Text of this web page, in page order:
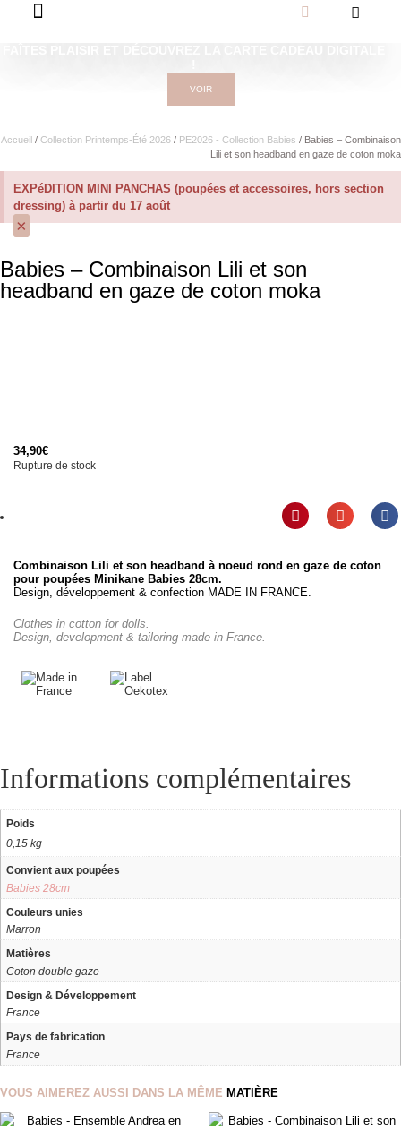
VOIR
Accueil / Collection Printemps-Été 2026 / PE2026 - Collection Babies / Babies – Combinaison
Lili et son headband en gaze de coton moka
EXPéDITION MINI PANCHAS (poupées et accessoires, hors section
dressing) à partir du 17 août
×
Babies – Combinaison Lili et son
headband en gaze de coton moka
34,90€
Rupture de stock
Combinaison Lili et son headband à noeud rond en gaze de coton
pour poupées Minikane Babies 28cm.
Design, développement & confection MADE IN FRANCE.
Clothes in cotton for dolls.
Design, development & tailoring made in France.
Informations complémentaires
Poids
0,15 kg
Convient aux poupées
Babies 28cm
Couleurs unies
Marron
Matières
Coton double gaze
Design & Développement
France
Pays de fabrication
France
VOUS AIMEREZ AUSSI DANS LA MÊME MATIÈRE